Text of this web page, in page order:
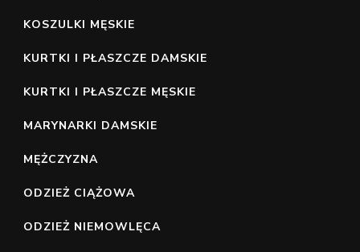
KOSZULKI MĘSKIE
KURTKI I PŁASZCZE DAMSKIE
KURTKI I PŁASZCZE MĘSKIE
MARYNARKI DAMSKIE
MĘŻCZYZNA
ODZIEŻ CIĄŻOWA
ODZIEŻ NIEMOWLĘCA